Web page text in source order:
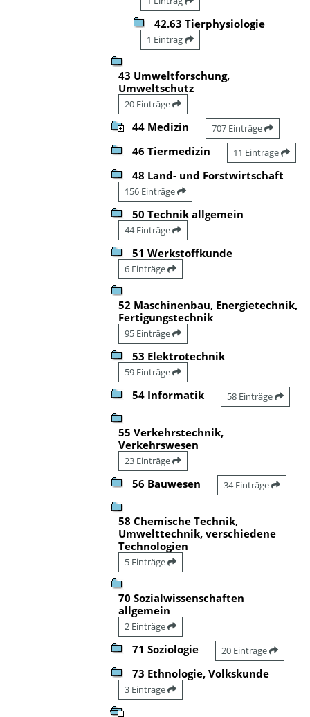
42.63 Tierphysiologie
1 Eintrag
43 Umweltforschung,
Umweltschutz
20 Einträge
44 Medizin 707 Einträge
46 Tiermedizin 11 Einträge
48 Land- und Forstwirtschaft
156 Einträge
50 Technik allgemein
44 Einträge
51 Werkstoffkunde
6 Einträge
52 Maschinenbau, Energietechnik,
Fertigungstechnik
95 Einträge
53 Elektrotechnik
59 Einträge
54 Informatik 58 Einträge
55 Verkehrstechnik,
Verkehrswesen
23 Einträge
56 Bauwesen 34 Einträge
58 Chemische Technik,
Umwelttechnik, verschiedene
Technologien
5 Einträge
70 Sozialwissenschaften
allgemein
2 Einträge
71 Soziologie 20 Einträge
73 Ethnologie, Volkskunde
3 Einträge